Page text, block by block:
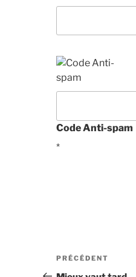
Code Anti-spam
*
Navigation
Article
précédent
PRÉCÉDENT